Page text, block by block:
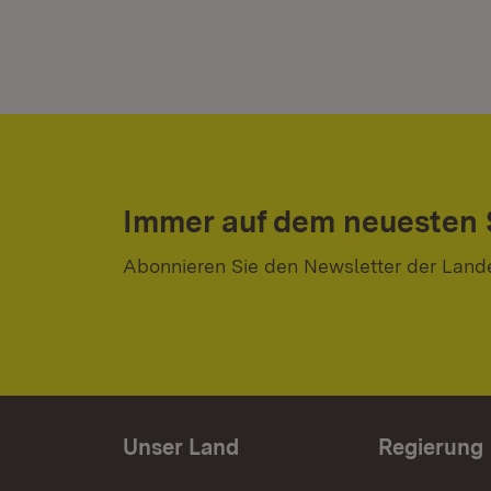
Immer auf dem neuesten
Abonnieren Sie den Newsletter der
Unser Land Regierung